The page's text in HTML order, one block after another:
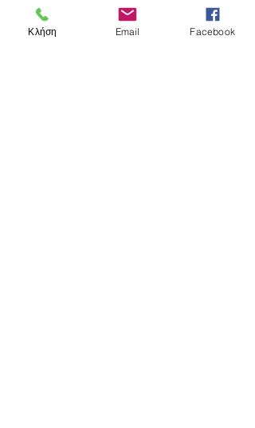
ασφάλεια που πάνω της έχει το κουμπί TEST
(όπως αυτό...
Κλήση Email Facebook